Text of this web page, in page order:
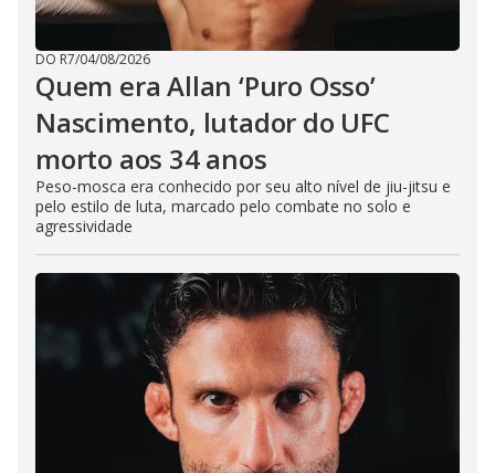
DO R7/04/08/2026
Quem era Allan ‘Puro Osso’
Nascimento, lutador do UFC
morto aos 34 anos
Peso-mosca era conhecido por seu alto nível de jiu-jitsu e
pelo estilo de luta, marcado pelo combate no solo e
agressividade